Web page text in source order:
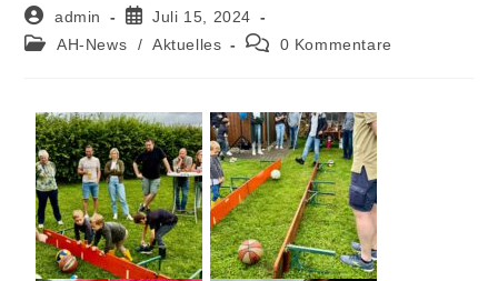
admin
Juli 15, 2024
AH-News
/ Aktuelles 0 Kommentare